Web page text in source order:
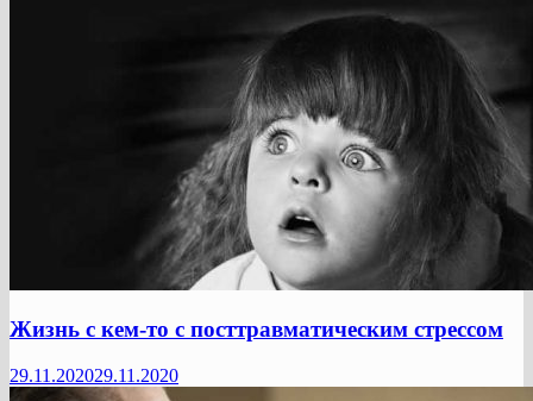
Жизнь с кем-то с посттравматическим стрессом
29.11.202029.11.2020